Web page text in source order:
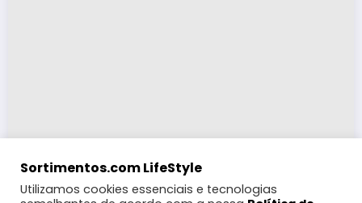
Sortimentos.com LifeStyle
Utilizamos cookies essenciais e tecnologias